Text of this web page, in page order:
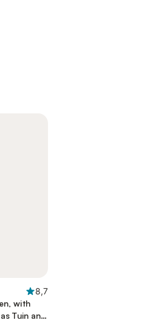
8,7
with
Tuin and